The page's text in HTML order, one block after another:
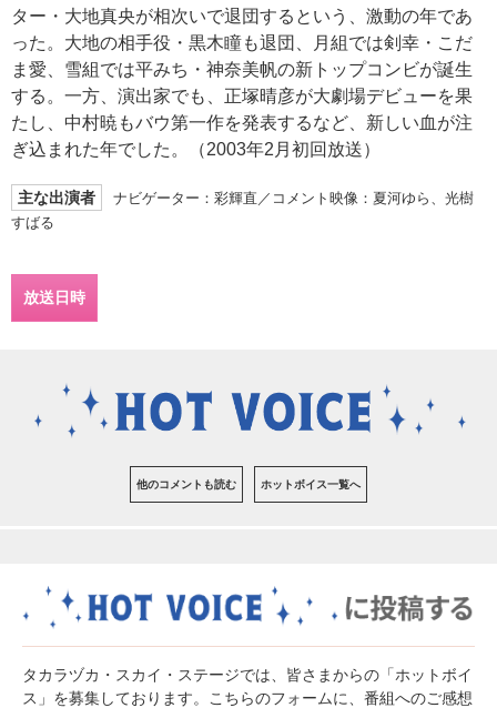
ター・大地真央が相次いで退団するという、激動の年であ
った。大地の相手役・黒木瞳も退団、月組では剣幸・こだ
ま愛、雪組では平みち・神奈美帆の新トップコンビが誕生
する。一方、演出家でも、正塚晴彦が大劇場デビューを果
たし、中村暁もバウ第一作を発表するなど、新しい血が注
ぎ込まれた年でした。（2003年2月初回放送）
主な出演者
ナビゲーター：彩輝直／コメント映像：夏河ゆら、光樹
すばる
放送日時
他のコメントも読む ホットボイス一覧へ
タカラヅカ・スカイ・ステージでは、皆さまからの「ホットボイ
ス」を募集しております。こちらのフォームに、番組へのご感想